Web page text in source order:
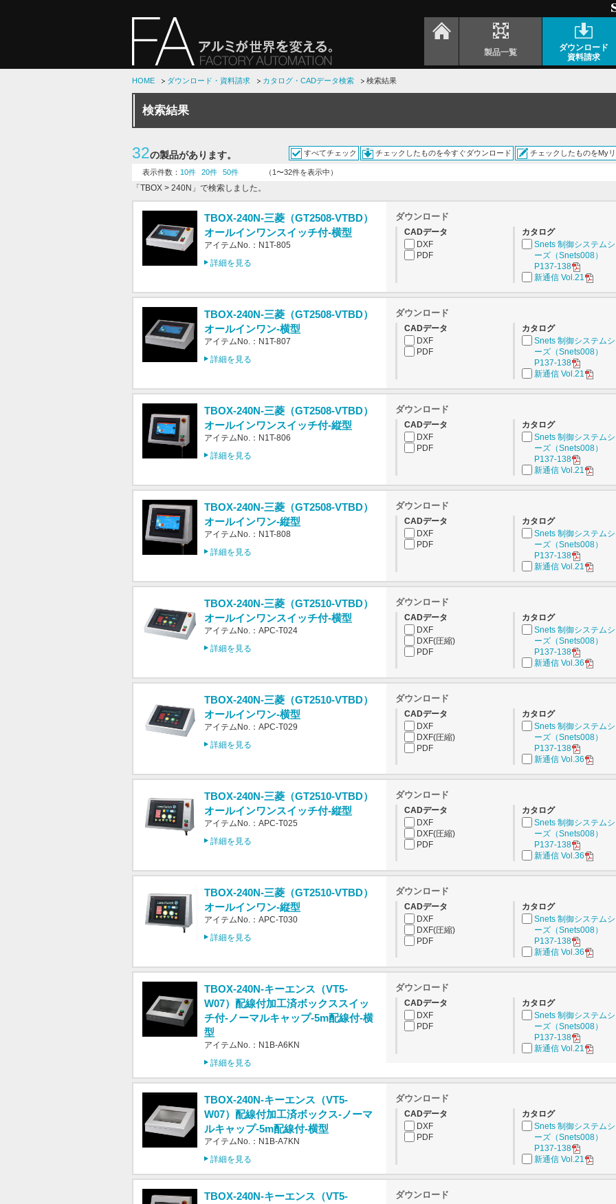
製品一覧
ダウンロード
資料請求
HOME ダウンロード・資料請求 カタログ・CADデータ検索 検索結果
検索結果
32の製品があります。 すべてチェック チェックしたものを今すぐダウンロード チェックしたものをMy
表示件数： 10件 20件 50件 （1〜32件を表示中）
「TBOX > 240N」で検索しました。
TBOX-240N-三菱（GT2508-VTBD）
オールインワンスイッチ付-横型
アイテムNo.：N1T-805
詳細を見る
ダウンロード
CADデータ
DXF
PDF
カタログ
Snets 制御システムシ
ーズ（Snets008）
P137-138
新通信 Vol.21
TBOX-240N-三菱（GT2508-VTBD）
オールインワン-横型
アイテムNo.：N1T-807
詳細を見る
ダウンロード
CADデータ
DXF
PDF
カタログ
Snets 制御システムシ
ーズ（Snets008）
P137-138
新通信 Vol.21
TBOX-240N-三菱（GT2508-VTBD）
オールインワンスイッチ付-縦型
アイテムNo.：N1T-806
詳細を見る
ダウンロード
CADデータ
DXF
PDF
カタログ
Snets 制御システムシ
ーズ（Snets008）
P137-138
新通信 Vol.21
TBOX-240N-三菱（GT2508-VTBD）
オールインワン-縦型
アイテムNo.：N1T-808
詳細を見る
ダウンロード
CADデータ
DXF
PDF
カタログ
Snets 制御システムシ
ーズ（Snets008）
P137-138
新通信 Vol.21
TBOX-240N-三菱（GT2510-VTBD）
オールインワンスイッチ付-横型
アイテムNo.：APC-T024
詳細を見る
ダウンロード
CADデータ
DXF
DXF(圧縮)
PDF
カタログ
Snets 制御システムシ
ーズ（Snets008）
P137-138
新通信 Vol.36
TBOX-240N-三菱（GT2510-VTBD）
オールインワン-横型
アイテムNo.：APC-T029
詳細を見る
ダウンロード
CADデータ
DXF
DXF(圧縮)
PDF
カタログ
Snets 制御システムシ
ーズ（Snets008）
P137-138
新通信 Vol.36
TBOX-240N-三菱（GT2510-VTBD）
オールインワンスイッチ付-縦型
アイテムNo.：APC-T025
詳細を見る
ダウンロード
CADデータ
DXF
DXF(圧縮)
PDF
カタログ
Snets 制御システムシ
ーズ（Snets008）
P137-138
新通信 Vol.36
TBOX-240N-三菱（GT2510-VTBD）
オールインワン-縦型
アイテムNo.：APC-T030
詳細を見る
ダウンロード
CADデータ
DXF
DXF(圧縮)
PDF
カタログ
Snets 制御システムシ
ーズ（Snets008）
P137-138
新通信 Vol.36
TBOX-240N-キーエンス（VT5-
W07）配線付加工済ボックススイッ
チ付-ノーマルキャップ-5m配線付-横
型
アイテムNo.：N1B-A6KN
詳細を見る
ダウンロード
CADデータ
DXF
PDF
カタログ
Snets 制御システムシ
ーズ（Snets008）
P137-138
新通信 Vol.21
TBOX-240N-キーエンス（VT5-
W07）配線付加工済ボックス-ノーマ
ルキャップ-5m配線付-横型
アイテムNo.：N1B-A7KN
詳細を見る
ダウンロード
CADデータ
DXF
PDF
カタログ
Snets 制御システムシ
ーズ（Snets008）
P137-138
新通信 Vol.21
TBOX-240N-キーエンス（VT5-
ダウンロード